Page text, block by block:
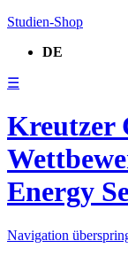
Studien-Shop
DE
☰
Kreutzer
Energy
Navigation